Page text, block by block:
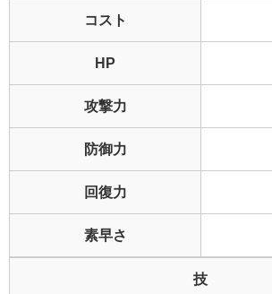
コスト
HP
攻撃力
防御力
回復力
素早さ
技